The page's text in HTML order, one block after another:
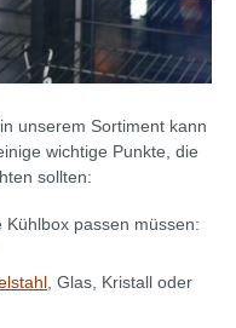
in unserem Sortiment kann
wichtige Punkte, die
sollten:
Kühlbox passen müssen:
, Glas, Kristall oder